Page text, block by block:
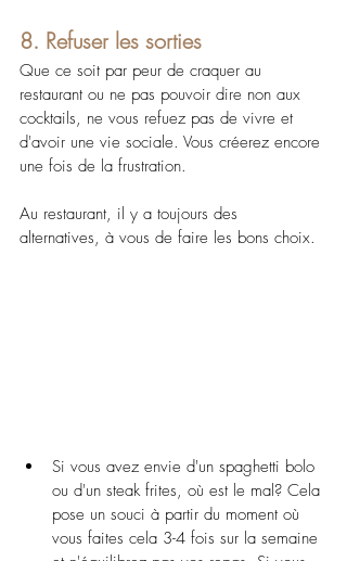
8. Refuser les sorties
Que ce soit par peur de craquer au
restaurant ou ne pas pouvoir dire non aux
cocktails, ne vous refuez pas de vivre et
d'avoir une vie sociale. Vous créerez encore
une fois de la frustration.
Au restaurant, il y a toujours des
alternatives, à vous de faire les bons choix.
Si vous avez envie d'un spaghetti bolo
ou d'un steak frites, où est le mal? Cela
pose un souci à partir du moment où
vous faites cela 3-4 fois sur la semaine